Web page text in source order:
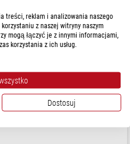
QuikFinder z dwiema bazami
treści, reklam i analizowania naszego
z naszej witryny naszym
mogą łączyć je z innymi informacjami,
korzystania z ich usług.
Dostosuj